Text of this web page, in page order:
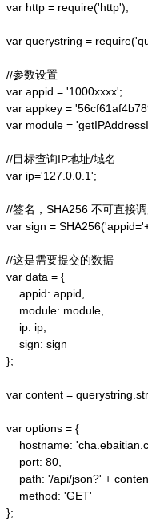
var http = require('http');
var querystring =
//参数设置
var appid = '1000xxxx';
var appkey =
var module =
//目标查询IP地址/域名
var ip='127.0.0.1';
//签名，SHA256 不可直接
var sign =
//这是需要提交的数据
var data = {
    appid: appid,
    module: module,
    ip: ip,
    sign: sign
};
var content =
var options = {
hostname:
    port: 80,
path: '/api/json?' +
    method: 'GET'
};